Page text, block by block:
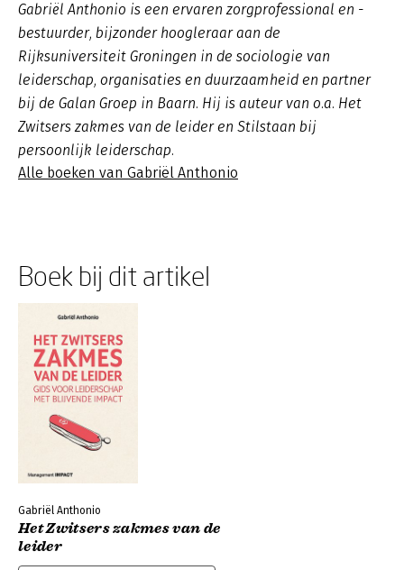
Gabriël Anthonio is een ervaren zorgprofessional en -
bestuurder, bijzonder hoogleraar aan de
Rijksuniversiteit Groningen in de sociologie van
leiderschap, organisaties en duurzaamheid en partner
bij de Galan Groep in Baarn. Hij is auteur van o.a. Het
Zwitsers zakmes van de leider en Stilstaan bij
persoonlijk leiderschap.
Alle boeken van Gabriël Anthonio
Boek bij dit artikel
Gabriël Anthonio
Het Zwitsers zakmes van de
leider